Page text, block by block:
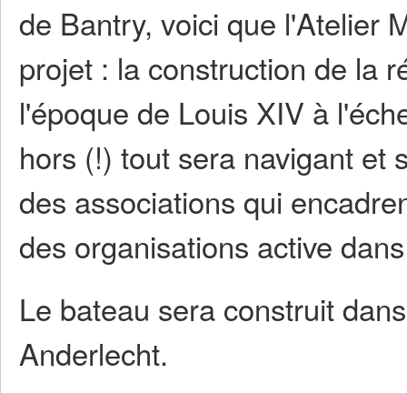
de Bantry, voici que l'Atelier
projet : la construction de la
l'époque de Louis XIV à
hors (!) tout sera navigant et
des associations qui
des organisations active
Le bateau sera construit
Anderlecht.